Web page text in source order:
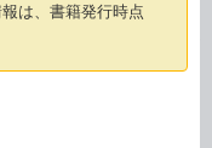
は、書籍発行時点